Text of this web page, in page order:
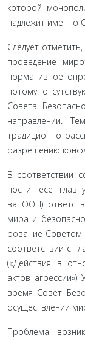
которой
надлежит именно
Следует
проведение
нормативное
потому
Совета
направлении.
традиционно
разрешению
В соответствии
ности несет
ва ООН)
мира и
рование Советом
соответствии с
(«Действия в
актов
время Совет
осуществлении
Проблема